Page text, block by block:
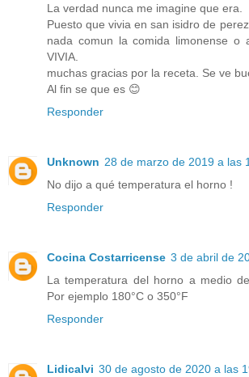
La verdad nunca me imagine que era.
Puesto que vivia en san isidro de
nada comun la comida limonense o
VIVIA.
muchas gracias por la receta. Se ve
Al fin se que es 😊
Responder
Unknown 28 de marzo de 2019 a las
No dijo a qué temperatura el horno !
Responder
Cocina Costarricense 3 de abril de
La temperatura del horno a medio
Por ejemplo 180°C o 350°F
Responder
Lidicalvi 30 de agosto de 2020 a las